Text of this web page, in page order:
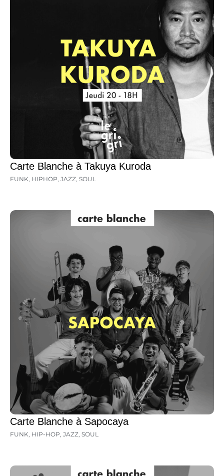
Carte Blanche à Takuya Kuroda
FUNK, HIPHOP, JAZZ, SOUL
Carte Blanche à Sapocaya
FUNK, HIP-HOP, JAZZ, SOUL